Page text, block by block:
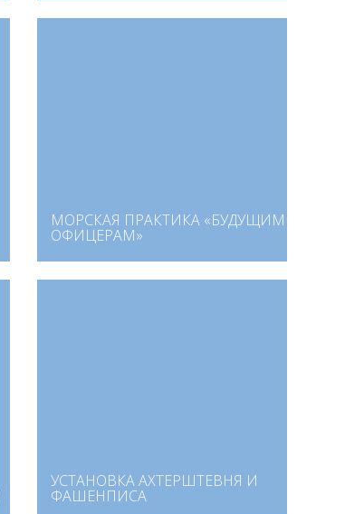
МОРСКАЯ ПРАКТИКА «БУДУЩИМ
ОФИЦЕРАМ»
УСТАНОВКА АХТЕРШТЕВНЯ И
ФАШЕНПИСА